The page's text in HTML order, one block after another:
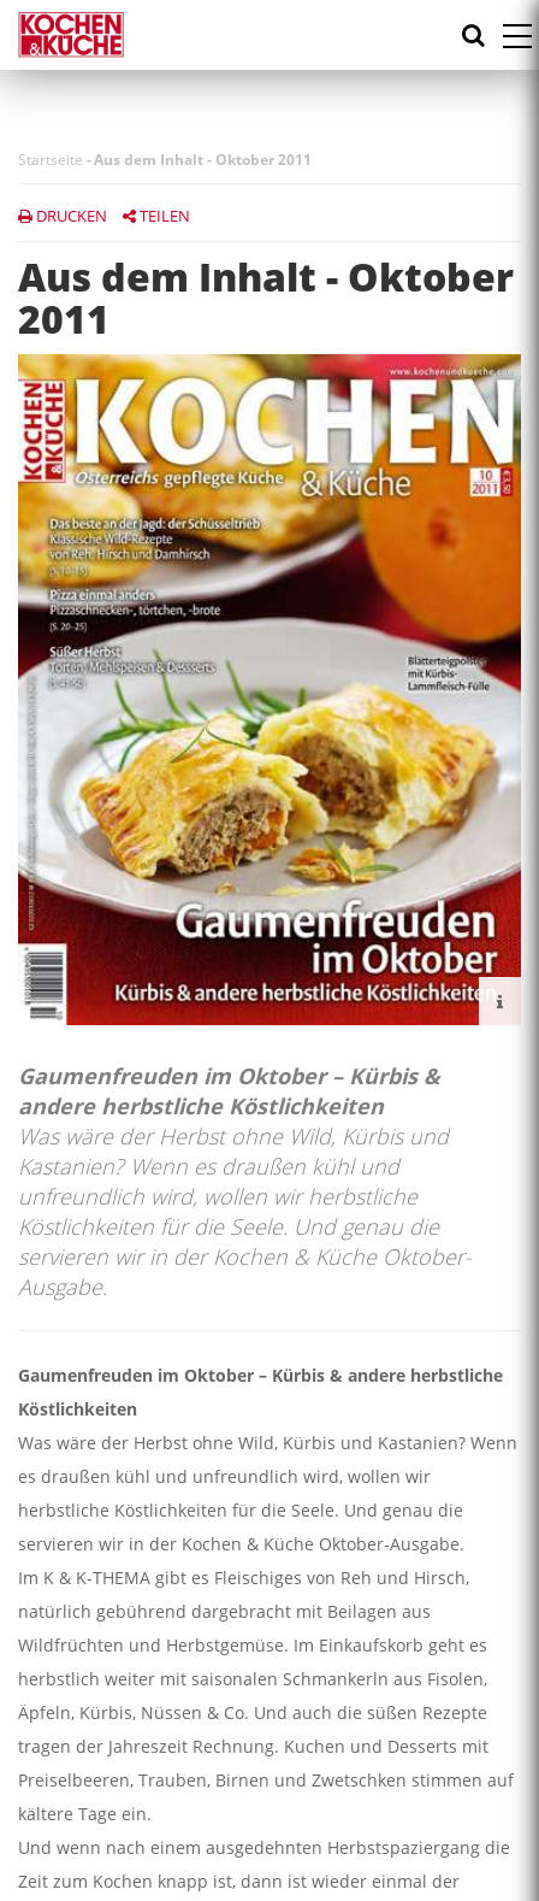
Direkt
zum
Inhalt
Startseite -Aus dem Inhalt - Oktober 2011
DRUCKEN TEILEN
Aus dem Inhalt - Oktober
2011
Gaumenfreuden im Oktober – Kürbis &
andere herbstliche Köstlichkeiten
Was wäre der Herbst ohne Wild, Kürbis und
Kastanien? Wenn es draußen kühl und
unfreundlich wird, wollen wir herbstliche
Köstlichkeiten für die Seele. Und genau die
servieren wir in der Kochen & Küche Oktober-
Ausgabe.
Gaumenfreuden im Oktober – Kürbis & andere herbstliche
Köstlichkeiten
Was wäre der Herbst ohne Wild, Kürbis und Kastanien? Wenn
es draußen kühl und unfreundlich wird, wollen wir
herbstliche Köstlichkeiten für die Seele. Und genau die
servieren wir in der Kochen & Küche Oktober-Ausgabe.
Im K & K-THEMA gibt es Fleischiges von Reh und Hirsch,
natürlich gebührend dargebracht mit Beilagen aus
Wildfrüchten und Herbstgemüse. Im Einkaufskorb geht es
herbstlich weiter mit saisonalen Schmankerln aus Fisolen,
Äpfeln, Kürbis, Nüssen & Co. Und auch die süßen Rezepte
tragen der Jahreszeit Rechnung. Kuchen und Desserts mit
Preiselbeeren, Trauben, Birnen und Zwetschken stimmen auf
kältere Tage ein.
Und wenn nach einem ausgedehnten Herbstspaziergang die
Zeit zum Kochen knapp ist, dann ist wieder einmal der